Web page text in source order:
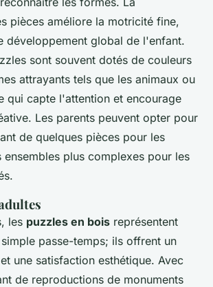
pièces améliore la motricité fine,
développement global de l'enfant.
sont souvent dotés de couleurs
attrayants tels que les animaux ou
qui capte l'attention et encourage
Les parents peuvent opter pour
de quelques pièces pour les
ensembles plus complexes pour les
les puzzles en bois représentent
passe-temps; ils offrent un
une satisfaction esthétique. Avec
de reproductions de monuments